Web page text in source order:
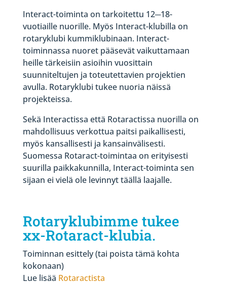
Interact-toiminta on tarkoitettu 12─18-
vuotiaille nuorille. Myös Interact-klubilla on
rotaryklubi kummiklubinaan. Interact-
toiminnassa nuoret pääsevät vaikuttamaan
heille tärkeisiin asioihin vuosittain
suunniteltujen ja toteutettavien projektien
avulla. Rotaryklubi tukee nuoria näissä
projekteissa.
Sekä Interactissa että Rotaractissa nuorilla on
mahdollisuus verkottua paitsi paikallisesti,
myös kansallisesti ja kansainvälisesti.
Suomessa Rotaract-toimintaa on erityisesti
suurilla paikkakunnilla, Interact-toiminta sen
sijaan ei vielä ole levinnyt täällä laajalle.
Rotaryklubimme tukee
xx-Rotaract-klubia.
Toiminnan esittely (tai poista tämä kohta
kokonaan)
Lue lisää Rotaractista